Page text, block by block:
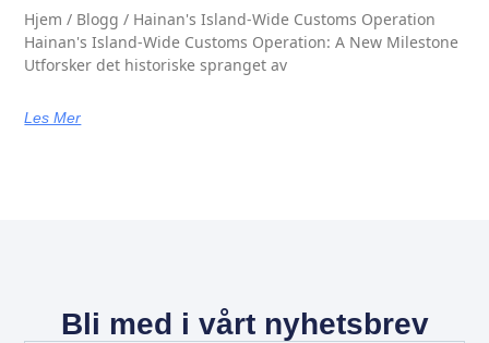
Hjem / Blogg / Hainan's Island-Wide Customs Operation
Hainan's Island-Wide Customs Operation: A New Milestone
Utforsker det historiske spranget av
Les Mer
Bli med i vårt nyhetsbrev